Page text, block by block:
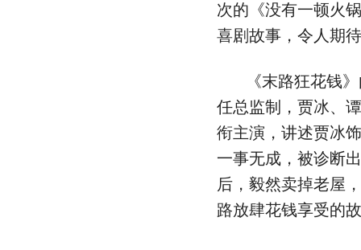
次的《没有一顿火
喜剧故事，令人期
《末路狂花钱
任总监制，贾冰、
衔主演，讲述贾冰
一事无成，被诊断
后，毅然卖掉老屋
路放肆花钱享受的